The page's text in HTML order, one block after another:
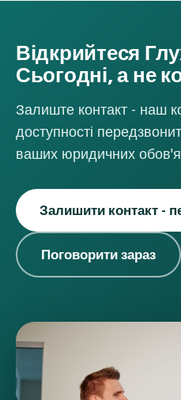
Відкрийтеся
Сьогодні, а не
Залиште контакт - наш
доступності
ваших юридичних
Залишити контакт -
Поговорити зараз